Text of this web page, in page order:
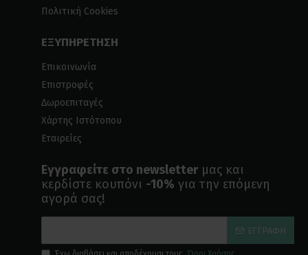
Πολιτική Cookies
ΕΞΥΠΗΡΕΤΗΣΗ
Επικοινωνία
Επιστροφές
Δωροεπιταγές
Χάρτης Ιστότοπου
Εταιρείες
Εγγραφείτε στο newsletter μας και
κερδίστε κουπόνι -10% για την επόμενη
αγορά σας!
ΕΓΓΡΑΦΉ